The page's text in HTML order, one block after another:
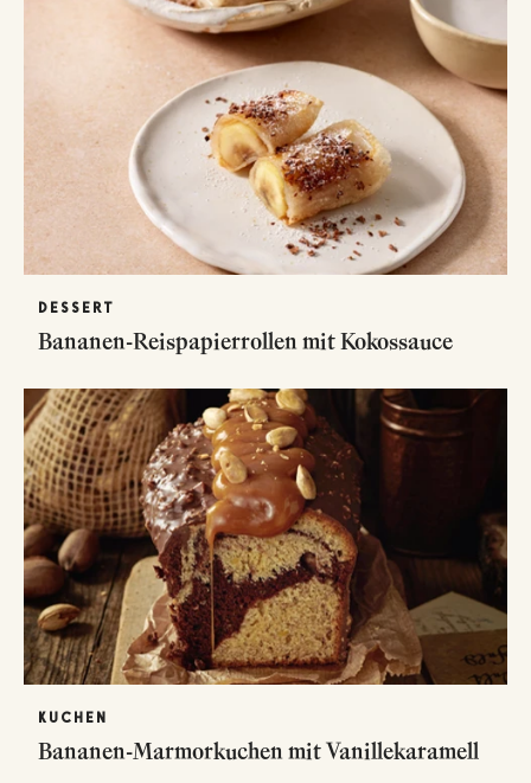
DESSERT
Bananen-Reispapierrollen mit Kokossauce
KUCHEN
Bananen-Marmorkuchen mit Vanillekaramell